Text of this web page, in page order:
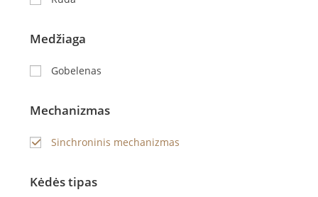
Medžiaga
Gobelenas
Mechanizmas
Sinchroninis mechanizmas
Kėdės tipas